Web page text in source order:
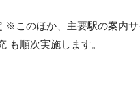
※このほか、主要駅の案内
も順次実施します。